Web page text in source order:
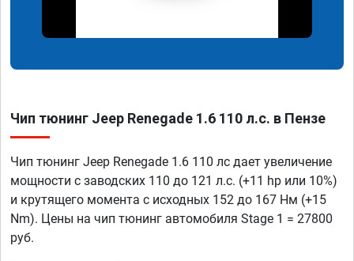
Чип тюнинг Jeep Renegade 1.6 110 л.с. в Пензе
Чип тюнинг Jeep Renegade 1.6 110 лс дает увеличение
мощности с заводских 110 до 121 л.с. (+11 hp или 10%)
и крутящего момента с исходных 152 до 167 Нм (+15
Nm). Цены на чип тюнинг автомобиля Stage 1 = 27800
руб.